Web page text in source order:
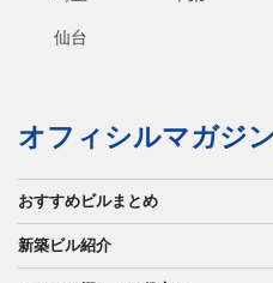
仙台
オフィシルマガジ
おすすめビルまとめ
新築ビル紹介